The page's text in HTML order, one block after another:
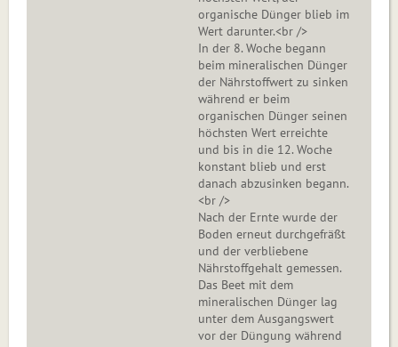
organische Dünger blieb im
Wert darunter.<br />
In der 8. Woche begann
beim mineralischen Dünger
der Nährstoffwert zu sinken
während er beim
organischen Dünger seinen
höchsten Wert erreichte
und bis in die 12. Woche
konstant blieb und erst
danach abzusinken begann.
<br />
Nach der Ernte wurde der
Boden erneut durchgefräßt
und der verbliebene
Nährstoffgehalt gemessen.
Das Beet mit dem
mineralischen Dünger lag
unter dem Ausgangswert
vor der Düngung während